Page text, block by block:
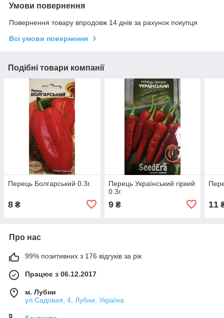
Умови повернення
Повернення товару впродовж 14 днів за рахунок покупця
Всі умови повернення
Подібні товари компанії
Перець Болгарський 0.3г.
8 ₴
Перець Український гіркий
0.3г.
9₴ 11
Про нас
99% позитивних з 176 відгуків за рік
Працює з 06.12.2017
м. Лубни
ул.Садовая, 4, Лубни, Україна